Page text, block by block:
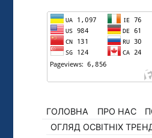
ГОЛОВНА ПРО НАС
ОГЛЯД ОСВІТНІХ